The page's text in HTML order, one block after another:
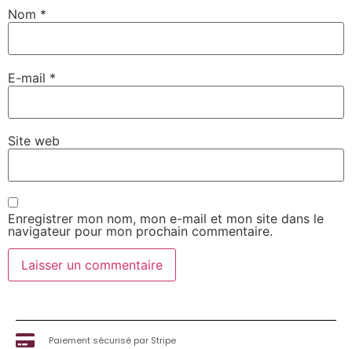
Nom *
E-mail *
Site web
Enregistrer mon nom, mon e-mail et mon site dans le
navigateur pour mon prochain commentaire.
Paiement sécurisé par Stripe